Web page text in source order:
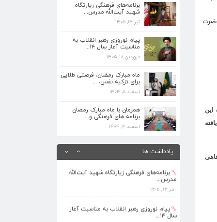
این
برنامه‌های فرهنگی زیارتگاه
شهید آیت‌الله مدرس...
تیر ۱۴, ۱۴۰۵
پیام نوروزی رهبر انقلاب به
مناسبت آغاز سال ۱۴...
فروردین ۱۸, ۱۴۰۵
ماه مبارک رمضان، فرصتی طلایی
برای تزکیه نفس، ...
اسفند ۵, ۱۴۰۴
همزمان با ماه مبارک رمضان
برنامه های فرهنگی و...
اسفند ۴, ۱۴۰۴
یادداشت ها
تیر ۱۴, ۱۴۰۵
پیام نوروزی رهبر انقلاب به مناسبت آغاز
فروردین ۱۸, ۱۴۰۵
ماه مبارک رمضان، فرصتی طلایی برای تزکیه
نفس، ...
اسفند ۵, ۱۴۰۴
فرهنگی و...
اسفند ۴, ۱۴۰۴
تابستا...
مرداد ۱۰, ۱۴۰۵
برنامه‌های فرهنگی زیارتگاه شهید آیت‌الله
مدرس...
تیر ۱۴, ۱۴۰۵
پیام نوروزی رهبر انقلاب به مناسبت آغاز
سال ۱۴...